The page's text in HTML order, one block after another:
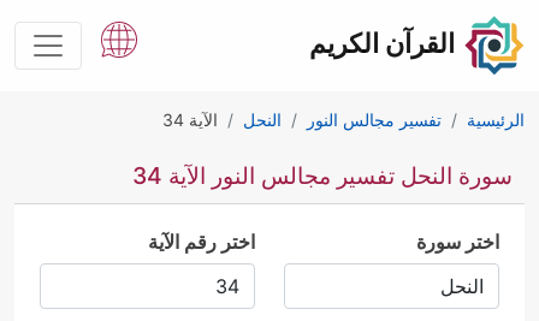
القرآن الكريم
الرئيسية تفسير مجالس النور النحل الآية 34
سورة النحل تفسير مجالس النور الآية 34
اختر سورة اختر رقم الآية